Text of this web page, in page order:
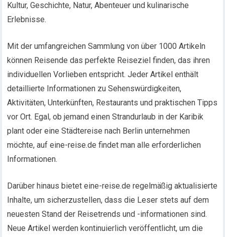
Kultur, Geschichte, Natur, Abenteuer und kulinarische
Erlebnisse.
Mit der umfangreichen Sammlung von über 1000 Artikeln
können Reisende das perfekte Reiseziel finden, das ihren
individuellen Vorlieben entspricht. Jeder Artikel enthält
detaillierte Informationen zu Sehenswürdigkeiten,
Aktivitäten, Unterkünften, Restaurants und praktischen Tipps
vor Ort. Egal, ob jemand einen Strandurlaub in der Karibik
plant oder eine Städtereise nach Berlin unternehmen
möchte, auf eine-reise.de findet man alle erforderlichen
Informationen.
Darüber hinaus bietet eine-reise.de regelmäßig aktualisierte
Inhalte, um sicherzustellen, dass die Leser stets auf dem
neuesten Stand der Reisetrends und -informationen sind.
Neue Artikel werden kontinuierlich veröffentlicht, um die